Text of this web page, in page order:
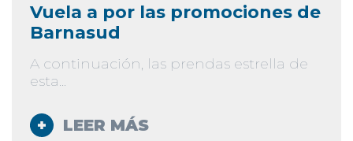
Vuela a por las promociones de
Barnasud
A continuación, las prendas estrella de
esta...
LEER MÁS